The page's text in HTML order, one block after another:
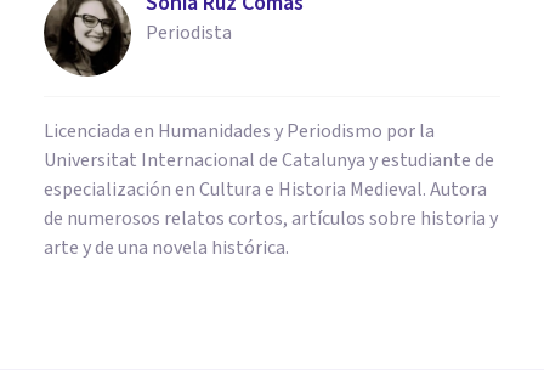
Periodista
Licenciada en Humanidades y Periodismo por la
Universitat Internacional de Catalunya y estudiante de
especialización en Cultura e Historia Medieval. Autora
de numerosos relatos cortos, artículos sobre historia y
arte y de una novela histórica.